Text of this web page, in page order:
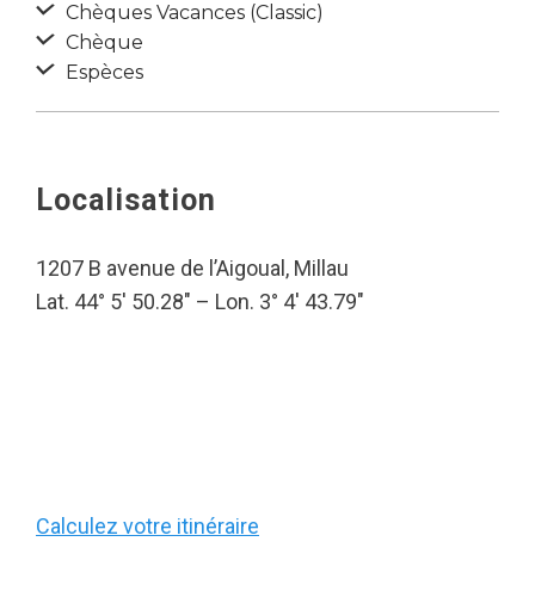
Chèques Vacances (Classic)
Chèque
Espèces
Localisation
1207 B avenue de l’Aigoual, Millau
Lat. 44° 5′ 50.28″ – Lon. 3° 4′ 43.79″
Calculez votre itinéraire